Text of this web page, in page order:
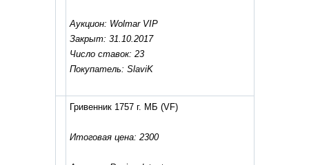
Аукцион: Wolmar VIP
Закрыт: 31.10.2017
Число ставок: 23
Покупатель: SlaviK
Гривенник 1757 г. МБ (VF)
Итоговая цена: 2300